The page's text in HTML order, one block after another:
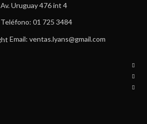
Av. Uruguay 476 int 4
Teléfono: 01 725 3484
Email: ventas.lyans@gmail.com